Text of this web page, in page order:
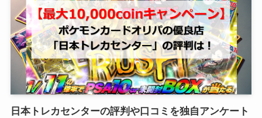
日本トレカセンターの評判や口コミを独自アンケート